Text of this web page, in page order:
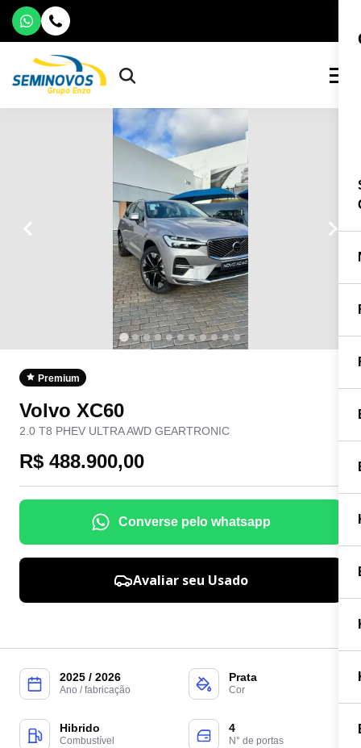
2025 / 2026
Ano / fabricação
Prata
Cor
Hibrido
Combustível
4
N° de portas
Premium
Volvo XC60
2.0 T8 PHEV ULTRA AWD GEARTRONIC
R$ 488.900,00
Converse pelo whatsapp
Avaliar seu Usado